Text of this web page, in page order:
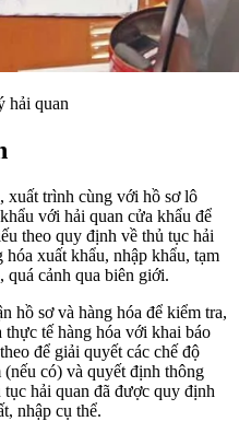
hải quan
xuất trình cùng với hồ sơ lô
với hải quan cửa khẩu để
theo quy định về thủ tục hải
xuất khẩu, nhập khẩu, tạm
quá cảnh qua biên giới.
hồ sơ và hàng hóa để kiểm tra,
tế hàng hóa với khai báo
để giải quyết các chế độ
có) và quyết định thông
hải quan đã được quy định
nhập cụ thể.